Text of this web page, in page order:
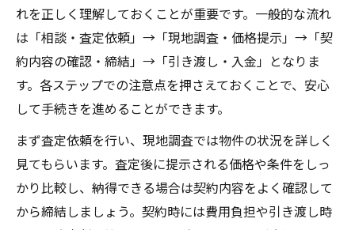
れを正しく理解しておくことが重要です。一般的な流れ
は「相談・査定依頼」→「現地調査・価格提示」→「契
約内容の確認・締結」→「引き渡し・入金」となりま
す。各ステップでの注意点を押さえておくことで、安心
して手続きを進めることができます。
まず査定依頼を行い、現地調査では物件の状況を詳しく
見てもらいます。査定後に提示される価格や条件をしっ
かり比較し、納得できる場合は契約内容をよく確認して
から締結しましょう。契約時には費用負担や引き渡し時